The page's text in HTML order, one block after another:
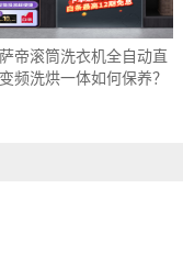
帝滚筒洗衣机全自动直
频洗烘一体如何保养？